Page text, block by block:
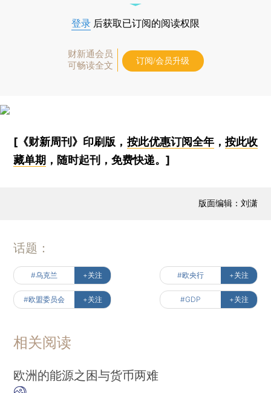
登录 后获取已订阅的阅读权限
财新通会员
可畅读全文
订阅/会员升级
[《财新周刊》印刷版， 按此优惠订阅全年， 按此收
藏单期 ，随时起刊，免费快递。]
版面编辑：刘潇
话题：
#乌克兰 +关注 #欧央行 +关注
#欧盟委员会 +关注 #GDP +关注
相关阅读
欧洲的能源之困与货币两难